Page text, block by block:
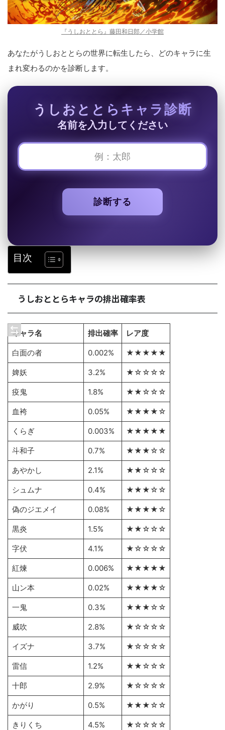
『うしおととら』藤田和日郎／小学館
あなたがうしおととらの世界に転生したら、どのキャラに生
まれ変わるのかを診断します。
うしおととらキャラ診断
名前を入力してください
診断する
目次
うしおととらキャラの排出確率表
キャラ名 排出確率 レア度
白面の者 0.002% ★★★★★
婢妖 3.2% ★☆☆☆☆
疫鬼 1.8% ★★☆☆☆
血袴 0.05% ★★★★☆
くらぎ 0.003% ★★★★★
斗和子 0.7% ★★★☆☆
あやかし 2.1% ★★☆☆☆
シュムナ 0.4% ★★★☆☆
偽のジエメイ 0.08% ★★★★☆
黒炎 1.5% ★★☆☆☆
字伏 4.1% ★☆☆☆☆
紅煉 0.006% ★★★★★
山ン本 0.02% ★★★★☆
一鬼 0.3% ★★★☆☆
威吹 2.8% ★☆☆☆☆
イズナ 3.7% ★☆☆☆☆
雷信 1.2% ★★☆☆☆
十郎 2.9% ★☆☆☆☆
かがり 0.5% ★★★☆☆
きりくち 4.5% ★☆☆☆☆